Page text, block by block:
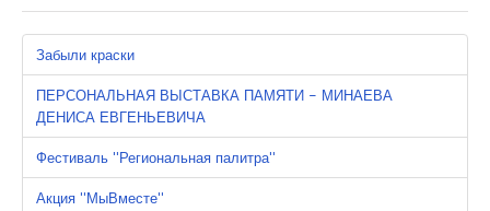
Забыли краски
ПЕРСОНАЛЬНАЯ ВЫСТАВКА ПАМЯТИ - МИНАЕВА
ДЕНИСА ЕВГЕНЬЕВИЧА
Фестиваль "Региональная палитра"
Акция "МыВместе"